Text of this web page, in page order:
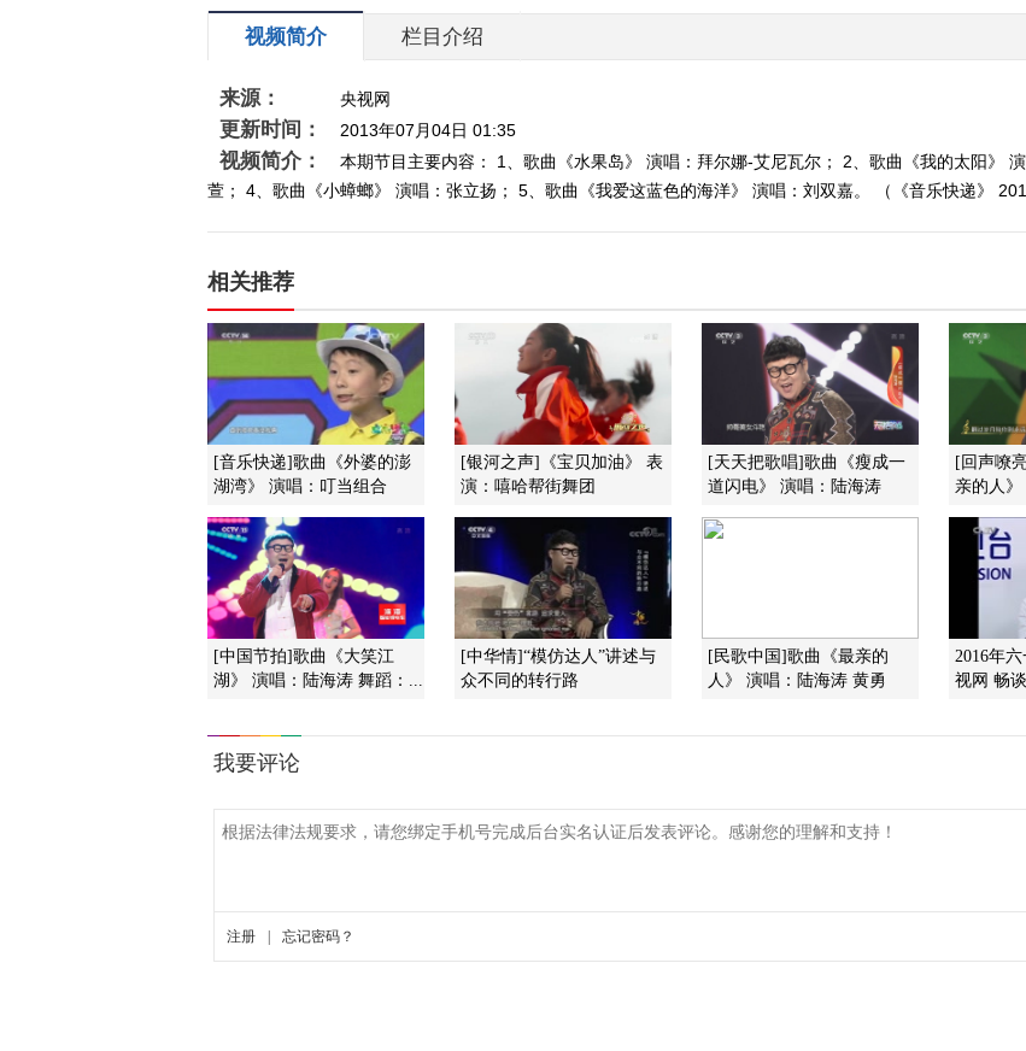
视频简介 栏目介绍
来源： 央视网
更新时间： 2013年07月04日 01:35
视频简介：
本期节目主要内容： 1、歌曲《水果岛》 演唱：拜尔娜-艾尼瓦尔； 2、歌曲《我的太阳》
萱； 4、歌曲《小蟑螂》 演唱：张立扬； 5、歌曲《我爱这蓝色的海洋》 演唱：刘双嘉。 （《音乐快递》
相关推荐
[音乐快递]歌曲《外婆的澎
湖湾》 演唱：叮当组合
[银河之声]《宝贝加油》 表
演：嘻哈帮街舞团
[天天把歌唱]歌曲《瘦成一
道闪电》 演唱：陆海涛
[回声嘹
亲的人》
[中国节拍]歌曲《大笑江
湖》 演唱：陆海涛 舞蹈：...
[中华情]“模仿达人”讲述与
众不同的转行路
[民歌中国]歌曲《最亲的
人》 演唱：陆海涛 黄勇
2016年
视网 畅